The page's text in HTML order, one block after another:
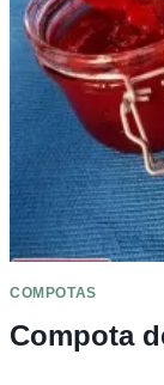
COMPOTAS
Compota